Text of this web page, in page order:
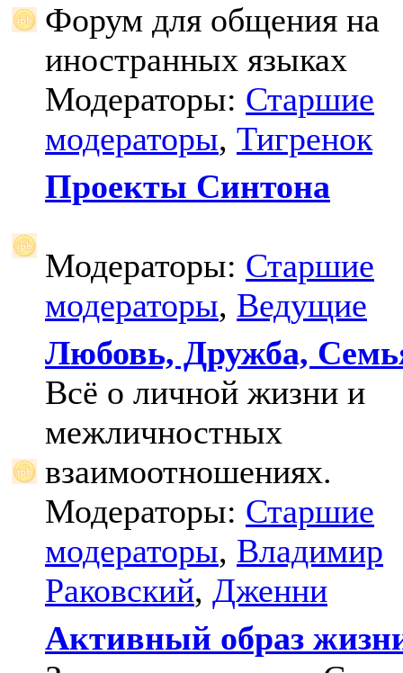
Форум для общения на
иностранных языках
Модераторы: Старшие
модераторы, Тигренок
Проекты Синтона
Модераторы: Старшие
модераторы, Ведущие
Любовь, Дружба,
Всё о личной жизни и
межличностных
взаимоотношениях.
Модераторы: Старшие
модераторы, Владимир
Раковский, Дженни
Активный образ